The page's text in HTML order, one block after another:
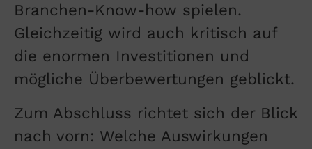
Branchen-Know-how spielen.
Gleichzeitig wird auch kritisch auf
die enormen Investitionen und
mögliche Überbewertungen geblickt.
Zum Abschluss richtet sich der Blick
nach vorn: Welche Auswirkungen